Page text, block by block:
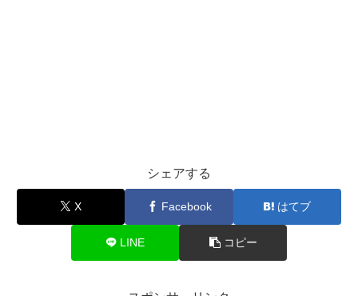
シェアする
X Facebook はてブ
LINE コピー